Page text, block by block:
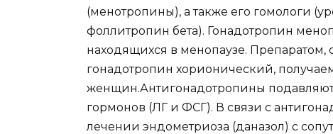
(менотропины), а также его гомологи
фоллитропин бета). Гонадотропин
находящихся в менопаузе.
гонадотропин хорионический,
женщин.Антигонадотропины
гормонов (ЛГ и ФСГ). В связи с
лечении эндометриоза (даназол) с